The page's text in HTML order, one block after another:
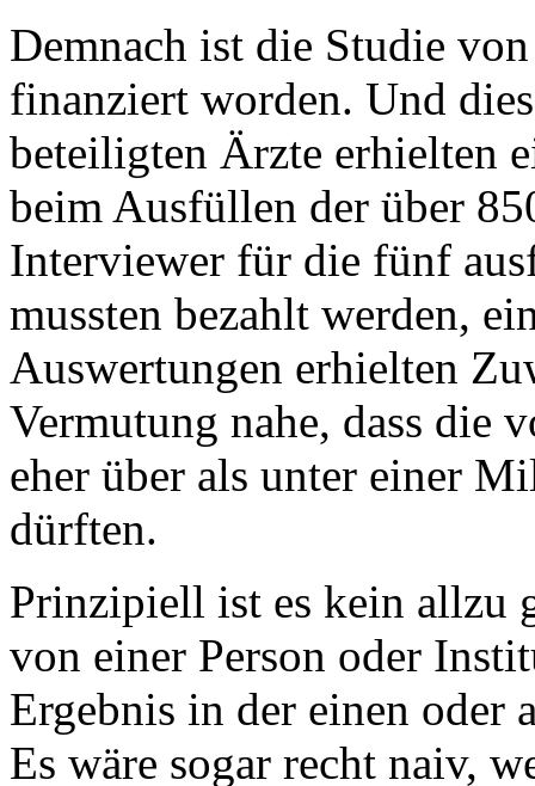
Demnach ist die Studie
finanziert worden. Und
beteiligten Ärzte erhielten
beim Ausfüllen der über
Interviewer für die fünf
mussten bezahlt werden,
Auswertungen erhielten
Vermutung nahe, dass die
eher über als unter einer
dürften.
Prinzipiell ist es kein allzu
von einer Person oder
Ergebnis in der einen oder
Es wäre sogar recht naiv,